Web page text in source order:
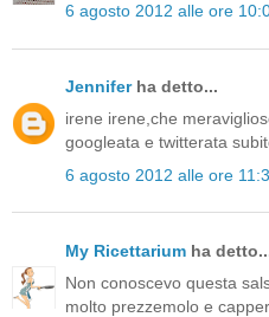
6 agosto 2012 alle ore
Jenniferha detto...
irene irene,che
googleata e twitterata
6 agosto 2012 alle ore
My Ricettarium ha
Non conoscevo questa
molto prezzemolo e